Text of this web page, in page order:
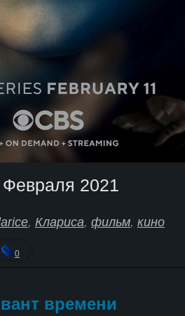
Февраля 2021
, Клариса, фильм, кино
0
времени